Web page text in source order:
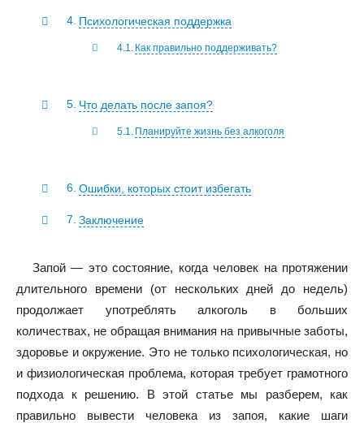
Психологическая поддержка
Как правильно поддерживать?
Что делать после запоя?
Планируйте жизнь без алкоголя
Ошибки, которых стоит избегать
Заключение
Запой — это состояние, когда человек на протяжении
длительного времени (от нескольких дней до недель)
продолжает употреблять алкоголь в больших
количествах, не обращая внимания на привычные заботы,
здоровье и окружение. Это не только психологическая, но
и физиологическая проблема, которая требует грамотного
подхода к решению. В этой статье мы разберем, как
правильно вывести человека из запоя, какие шаги